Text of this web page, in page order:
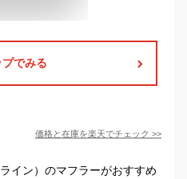
でみる
価格と在庫を楽天でチェック >>
イン）のマフラーがおすすめ